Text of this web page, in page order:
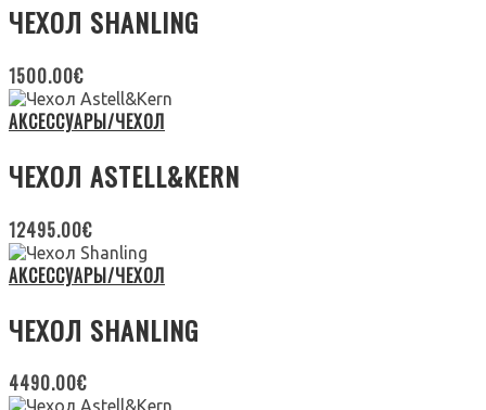
ЧЕХОЛ SHANLING
1500.00€
АКСЕССУАРЫ/ЧЕХОЛ
ЧЕХОЛ ASTELL&KERN
12495.00€
АКСЕССУАРЫ/ЧЕХОЛ
ЧЕХОЛ SHANLING
4490.00€